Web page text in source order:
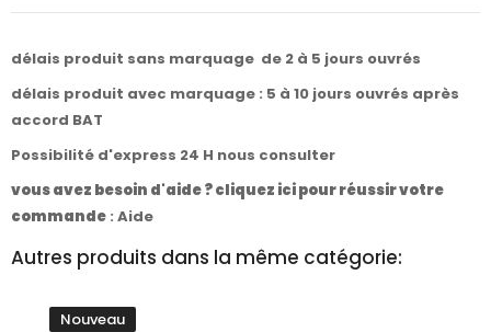
délais produit sans marquage de 2 à 5 jours ouvrés
délais produit avec marquage : 5 à 10 jours ouvrés après
accord BAT
Possibilité d'express 24 H nous consulter
vous avez besoin d'aide ? cliquez ici pour réussir votre
commande : Aide
Autres produits dans la même catégorie:
Nouveau